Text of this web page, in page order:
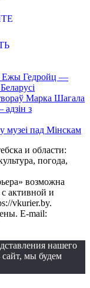
Ежы Гедройц —
Марка Шагала
з
музеі пад Мінскам
и области:
погода,
возможна
активной и
vkurier.by.
E-mail:
нашего
мы будем